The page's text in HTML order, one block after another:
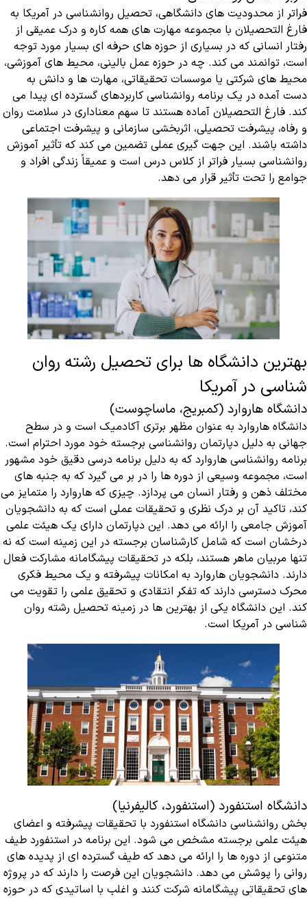
فراتر از محدودیت های دانشگاهی، تحصیل روانشناسی در آمریکا به
فارغ التحصیلان با مجموعه مهارت های همه کاره و درک عمیقی از
رفتار انسانی که در بسیاری از حوزه های حرفه ای بسیار مورد توجه
است، توانمند می کند. چه در حوزه عمل بالینی، محیط های آموزشی،
محیط های شرکتی یا موسسات تحقیقاتی، مهارت ها و دانش به
دست آمده در یک برنامه روانشناسی کاربردهای گسترده ای پیدا می
کند. فارغ التحصیلان آماده هستند تا سهم معناداری در سلامت روان
و رفاه، پیشرفت تحصیلی، اثربخشی سازمانی و پیشرفت اجتماعی
داشته باشند. این جهت گیری عملی تضمین می کند که تأثیر آموزش
روانشناسی بسیار فراتر از کلاس درس است و عمیقاً زندگی افراد و
جوامع را تحت تأثیر قرار می دهد.
بهترین دانشگاه ها برای تحصیل رشته روان
شناسی در آمریکا
دانشگاه هاروارد (کمبریج، ماساچوست)
دانشگاه هاروارد به عنوان مظهر برتری آکادمیک است و در سطح
جهانی به دلیل دپارتمان روانشناسی برجسته خود مورد احترام است.
برنامه روانشناسی هاروارد که به دلیل برنامه درسی دقیق خود مشهور
است، مجموعه وسیعی از دوره ها را در بر می گیرد که به جنبه های
مختلف ذهن و رفتار انسان می پردازد. چیزی که هاروارد را متمایز می
کند، تاکید آن بر درک نظری و تحقیقات عملی است که به دانشجویان
آموزش جامعی را ارائه می دهد. این دپارتمان دارای یک هیئت علمی
درخشان است که شامل کارشناسان برجسته در این زمینه است که نه
تنها مربیان ماهر هستند، بلکه در تحقیقات پیشگامانه مشارکت فعال
دارند. دانشجویان هاروارد به امکانات پیشرفته و یک محیط فکری
محرک دسترسی دارند که تفکر انتقادی و تحقیق علمی را تقویت می
کند. این دانشگاه یکی از بهترین ها در زمینه تحصیل رشته روان
شناسی در آمریکا است.
دانشگاه استنفورد (استنفورد، کالیفرنیا)
بخش روانشناسی دانشگاه استنفورد با تحقیقات پیشرفته و اعضای
هیئت علمی برجسته مشخص می شود. این برنامه در استنفورد طیف
متنوعی از دوره ها را ارائه می دهد که طیف گسترده ای از پدیده های
روانی را پوشش می دهد. دانشجویان این فرصت را دارند که در پروژه
های تحقیقاتی پیشگامانه شرکت کنند و اغلب با اساتیدی که در حوزه